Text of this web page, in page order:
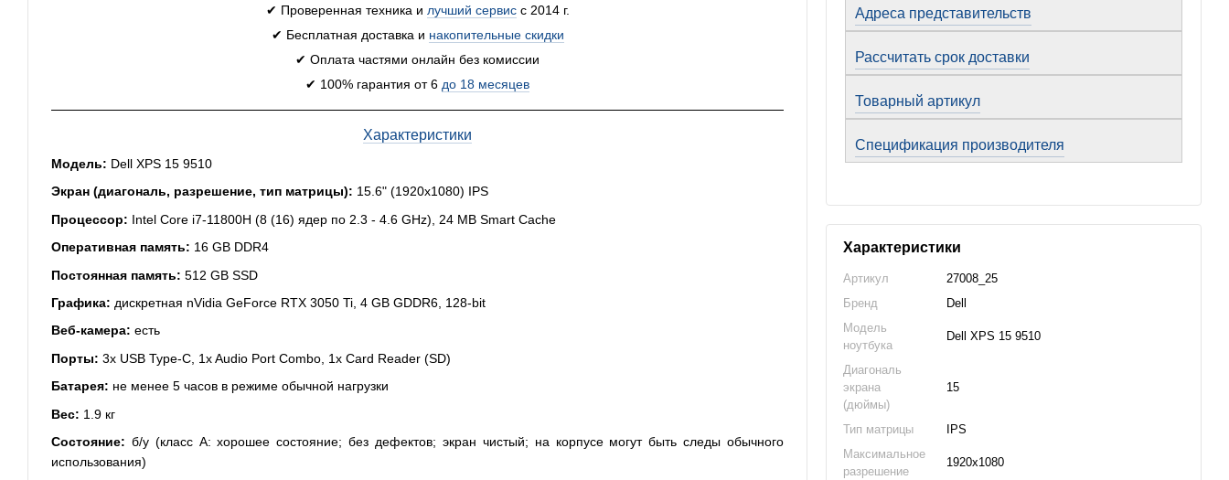
✔ Проверенная техника и лучший сервисс 2014 г.
✔ Бесплатная доставка и накопительные скидки
✔ Оплата частями онлайн без комиссии
✔ 100% гарантия от 6 до 18 месяцев
Характеристики
Модель: Dell XPS 15 9510
Экран (диагональ, разрешение, тип матрицы): 15.6" (1920x1080) IPS
Процессор: Intel Core i7-11800H (8 (16) ядер по 2.3 - 4.6 GHz), 24 MB Smart Cache
Оперативная память: 16 GB DDR4
Постоянная память: 512 GB SSD
Графика: дискретная nVidia GeForce RTX 3050 Ti, 4 GB GDDR6, 128-bit
Веб-камера: есть
Порты: 3x USB Type-C, 1x Audio Port Combo, 1x Card Reader (SD)
Батарея: не менее 5 часов в режиме обычной нагрузки
Вес: 1.9 кг
Состояние: б/у (класс А: хорошее состояние; без дефектов; экран чистый; на корпусе могут быть следы обычного
использования)
Адреса представительств
Рассчитать срок доставки
Товарный артикул
Спецификация производителя
Характеристики
Артикул
27008_25
Бренд
Dell
Модель
ноутбука
Dell XPS 15 9510
Диагональ
экрана
(дюймы)
15
Тип матрицы
IPS
Максимальное
разрешение
1920x1080